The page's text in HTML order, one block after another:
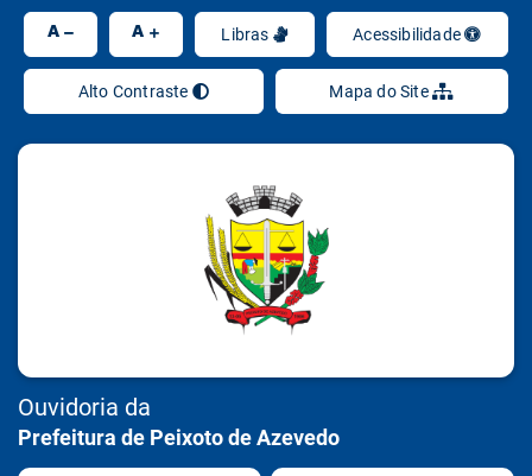
A A Libras Acessibilidade
Alto Contraste Mapa do Site
Ouvidoria da
Prefeitura de Peixoto de Azevedo